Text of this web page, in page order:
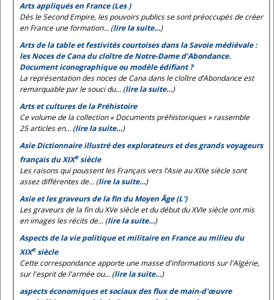
Arts appliqués en France (Les )
Dès le Second Empire, les pouvoirs publics se sont préoccupés de créer
en France une formation... (lire la suite…)
Arts de la table et festivités courtoises dans la Savoie médiévale :
lesNoces de Canadu cloître de Notre-Dame d’Abondance.
Document iconographique ou modèle édifiant ?
La représentation des noces de Cana dans le cloître d’Abondance est
remarquable par le souci du... (lire la suite…)
Arts et cultures de la Préhistoire
Ce volume de la collection « Documents préhistoriques » rassemble
25 articles en... (lire la suite…)
Asie Dictionnaire illustré des explorateurs et des grands voyageurs
français du XIXesiècle
Les raisons qui poussent les Français vers l’Asie au XIXe siècle sont
assez différentes de... (lire la suite…)
Asie et les graveurs de la fin du Moyen Âge (L')
Les graveurs de la fin du XVe siècle et du début du XVIe siècle ont mis
en images les récits de... (lire la suite…)
Aspects de la vie politique et militaire en France au milieu du
XIXesiècle
Cette correspondance apporte une masse d'informations sur l'Algérie,
sur l'esprit de l'armée ou... (lire la suite…)
aspects économiques et sociaux des flux de main-d'œuvre